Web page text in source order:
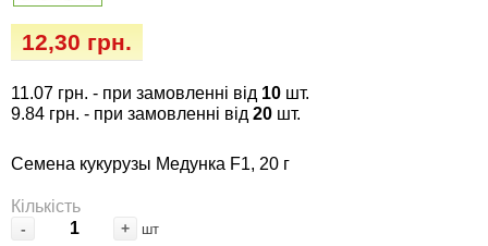
12,30 грн.
11.07 грн. - при замовленні від 10 шт.
9.84 грн. - при замовленні від 20 шт.
Семена кукурузы Медунка F1, 20 г
Кількість
- + шт
Семена перца
Семена петрушки
Семена пряных трав
Семена редиса
Удобрения «Сударушка», «Рязаночка»
100 г
Удобрения «Чистый лист» кристаллические
Опрыскиватели
Горшки для цветов, кашпо
Перчатки
Тенты